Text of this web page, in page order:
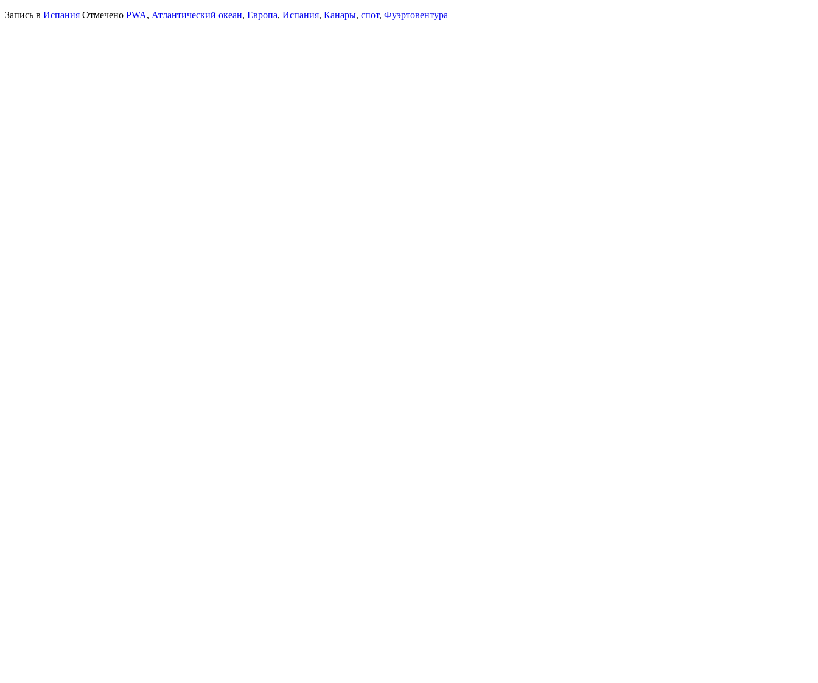
Запись в Испания Отмечено PWA, Атлантический океан, Европа, Испания, Канары, спот, Фуэртовентура